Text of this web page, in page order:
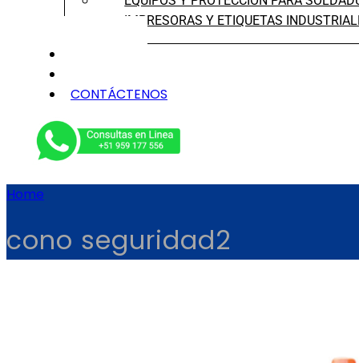
IMPRESORAS Y ETIQUETAS
CONTÁCTENOS
Home
cono seguridad2